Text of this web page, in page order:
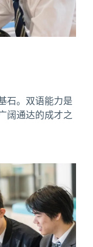
石。双语能力是
阔通达的成才之